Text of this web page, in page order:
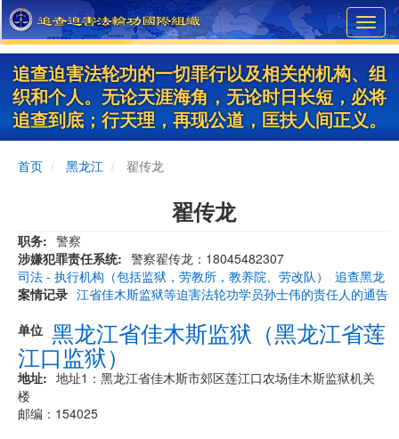
Skip
to
main
content
追查迫害法轮功的一切罪行以及相关的机构、组
织和个人。无论天涯海角，无论时日长短，必将
追查到底；行天理，再现公道，匡扶人间正义。
首页 黑龙江 翟传龙
翟传龙
职务
警察
涉嫌犯罪责任系统
司法 - 执行机构（包括监狱，劳教所，教养院、劳改队）
警察翟传龙：18045482307
案情记录
追查黑龙
江省佳木斯监狱等迫害法轮功学员孙士伟的责任人的通告
单位 黑龙江省佳木斯监狱（黑龙江省莲
江口监狱）
地址
地址1：黑龙江省佳木斯市郊区莲江口农场佳木斯监狱机关
楼
邮编：154025